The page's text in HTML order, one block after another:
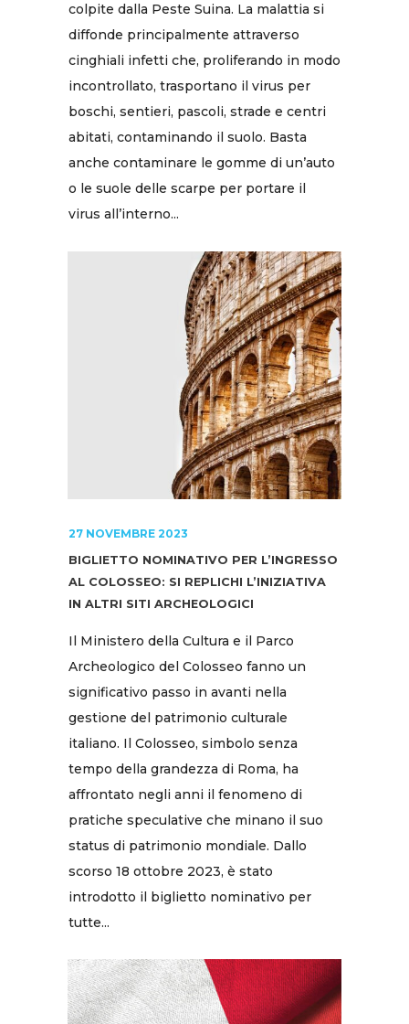
colpite dalla Peste Suina. La malattia si
diffonde principalmente attraverso
cinghiali infetti che, proliferando in modo
incontrollato, trasportano il virus per
boschi, sentieri, pascoli, strade e centri
abitati, contaminando il suolo. Basta
anche contaminare le gomme di un’auto
o le suole delle scarpe per portare il
virus all’interno...
27 NOVEMBRE 2023
BIGLIETTO NOMINATIVO PER L’INGRESSO
AL COLOSSEO: SI REPLICHI L’INIZIATIVA
IN ALTRI SITI ARCHEOLOGICI
Il Ministero della Cultura e il Parco
Archeologico del Colosseo fanno un
significativo passo in avanti nella
gestione del patrimonio culturale
italiano. Il Colosseo, simbolo senza
tempo della grandezza di Roma, ha
affrontato negli anni il fenomeno di
pratiche speculative che minano il suo
status di patrimonio mondiale. Dallo
scorso 18 ottobre 2023, è stato
introdotto il biglietto nominativo per
tutte...